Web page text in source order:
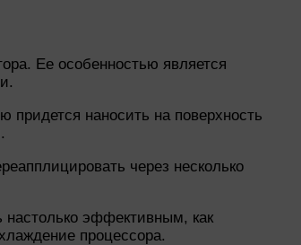
Ее особенностью является
наносить на поверхность
через несколько
эффективным, как
процессора.